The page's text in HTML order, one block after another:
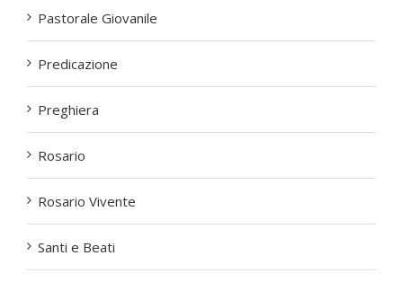
Pastorale Giovanile
Predicazione
Preghiera
Rosario
Rosario Vivente
Santi e Beati